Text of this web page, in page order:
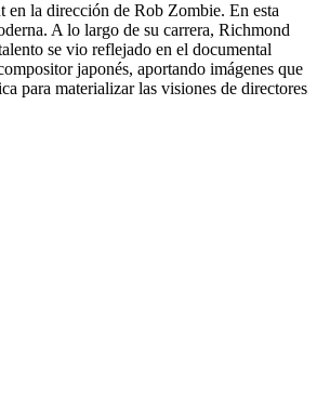
en la dirección de Rob Zombie. En esta
A lo largo de su carrera, Richmond
se vio reflejado en el documental
japonés, aportando imágenes que
para materializar las visiones de directores